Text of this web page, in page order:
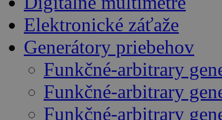
Elektronické záťaže
Generátory priebehov
Funkčné-arbitrary
Funkčné-arbitrary
Funkčné-arbitrary